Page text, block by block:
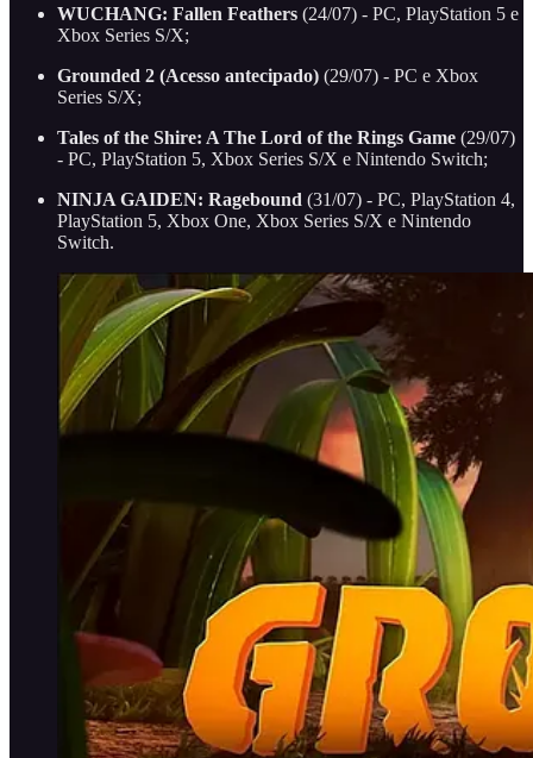
WUCHANG: Fallen Feathers (24/07) - PC, PlayStation 5 e
Xbox Series S/X;
Grounded 2 (Acesso antecipado) (29/07) - PC e Xbox
Series S/X;
Tales of the Shire: A The Lord of the Rings Game (29/07)
- PC, PlayStation 5, Xbox Series S/X e Nintendo Switch;
NINJA GAIDEN: Ragebound (31/07) - PC, PlayStation 4,
PlayStation 5, Xbox One, Xbox Series S/X e Nintendo
Switch.